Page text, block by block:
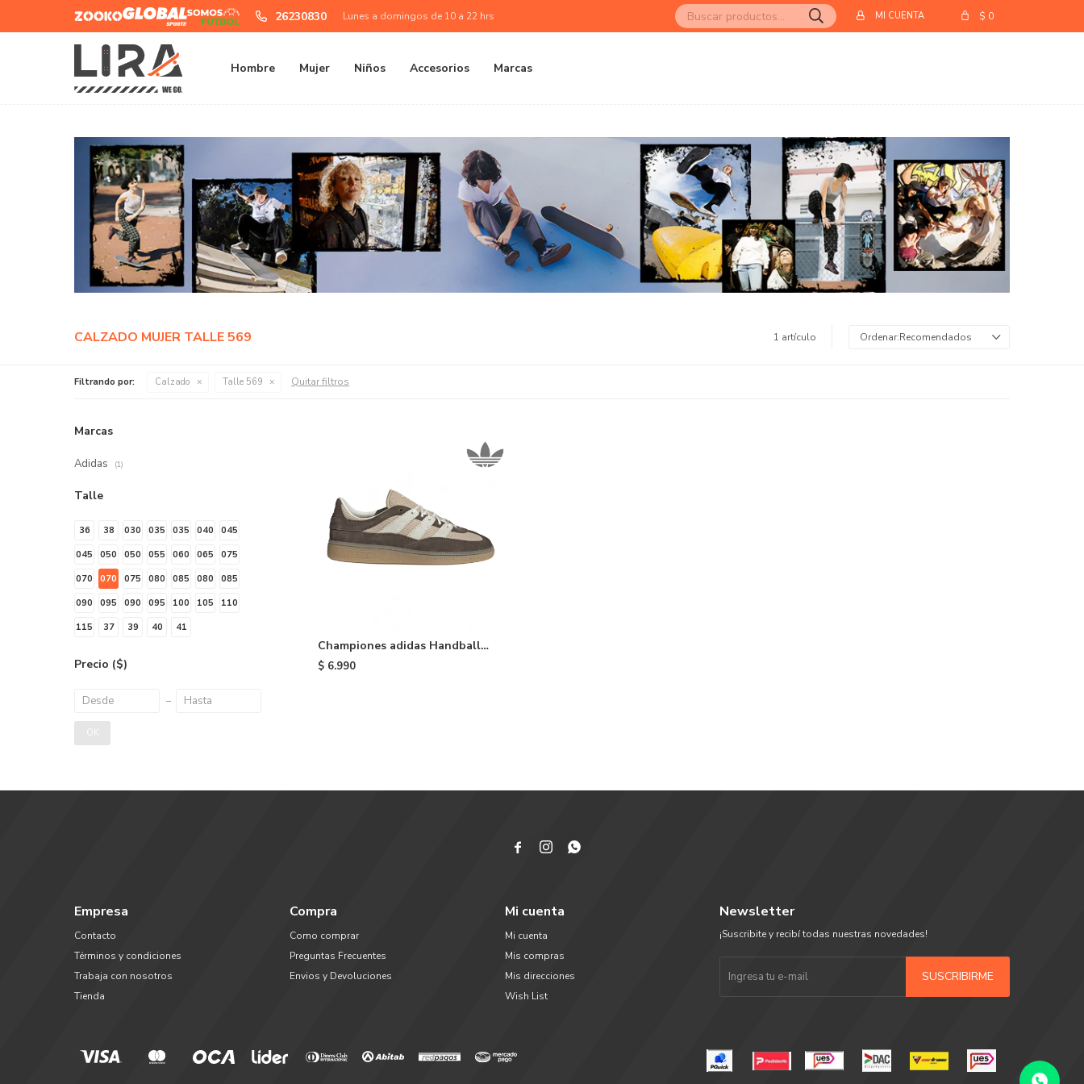
Hombre Mujer Niños Accesorios Marcas
$ 0
Futbol
26230830 Lunes a domingos de 10 a 22 hrs
CALZADO MUJER TALLE 569 1 artículo Recomendados
Filtrando por: Calzado Talle 569 Quitar filtros
Championes adidas Handball
Spezial ST W - Brown
$ 6.990
Marcas
Adidas (1)
Talle
36 38 030 035 035 040
045
045
050 050 055 060 065
075
070
070 075 080 085 080
085
090
095 090 095 100 105
110
115
37 39 40 41
Precio ($)
OK
Empresa
Contacto
Términos y condiciones
Trabaja con nosotros
Tienda
Compra
Como comprar
Preguntas Frecuentes
Envios y Devoluciones
Mi cuenta
Mi cuenta
Mis compras
Mis direcciones
Wish List
  
Newsletter
¡Suscribite y recibí todas nuestras novedades!
SUSCRIBIRME